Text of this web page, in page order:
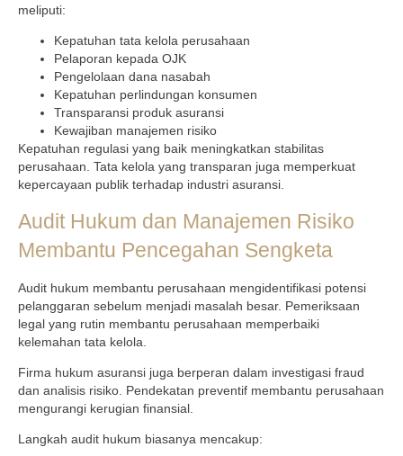
meliputi:
Kepatuhan tata kelola perusahaan
Pelaporan kepada OJK
Pengelolaan dana nasabah
Kepatuhan perlindungan konsumen
Transparansi produk asuransi
Kewajiban manajemen risiko
Kepatuhan regulasi yang baik meningkatkan stabilitas
perusahaan. Tata kelola yang transparan juga memperkuat
kepercayaan publik terhadap industri asuransi.
Audit Hukum dan Manajemen Risiko
Membantu Pencegahan Sengketa
Audit hukum membantu perusahaan mengidentifikasi potensi
pelanggaran sebelum menjadi masalah besar. Pemeriksaan
legal yang rutin membantu perusahaan memperbaiki
kelemahan tata kelola.
Firma hukum asuransi juga berperan dalam investigasi fraud
dan analisis risiko. Pendekatan preventif membantu perusahaan
mengurangi kerugian finansial.
Langkah audit hukum biasanya mencakup: